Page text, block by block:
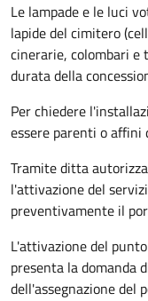
Le lampade e le luci
lapide del cimitero
cinerarie, colombari e
durata della
Per chiedere
essere parenti o affini
Tramite ditta
l'attivazione del
preventivamente il
L'attivazione del
presenta la domanda
dell'assegnazione del